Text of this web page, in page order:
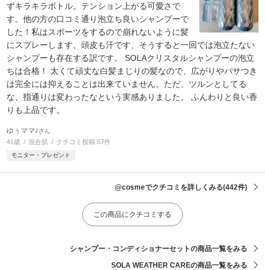
ずキラキラボトル。テンション上がる可愛さで
す。他の方の口コミ通り泡立ち良いシャンプーで
した！私はスポーツをするので崩れないように髪
にスプレーします、頭皮も汗です、そうすると一回では泡立たない
シャンプーも存在する訳です。 SOLAクリスタルシャンプーの泡立
ちは合格！ 太くて頑丈な白髪まじりの髪なので、広がりやパサつき
は完全には抑えることは出来ていません。ただ、ツルンとしてる
な、指通りは変わったなという実感ありました。 ふんわりと良い香
りも上品です。
ゆぅママ♪さん
41歳 混合肌 クチコミ投稿 57件
モニター・プレゼント
@cosmeでクチコミを詳しくみる(442件)
この商品にクチコミする
シャンプー・コンディショナーセットの商品一覧をみる
SOLA WEATHER CAREの商品一覧をみる